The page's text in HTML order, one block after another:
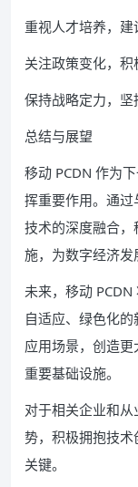
重视人才培养，建
关注政策变化，积
保持战略定力，坚
总结与展望
移动 PCDN 作为
挥重要作用。通
技术的深度融合
施，为数字经济发
未来，移动 PCDN
自适应、绿色化
应用场景，创造
重要基础设施。
对于相关企业和
势，积极拥抱技
关键。